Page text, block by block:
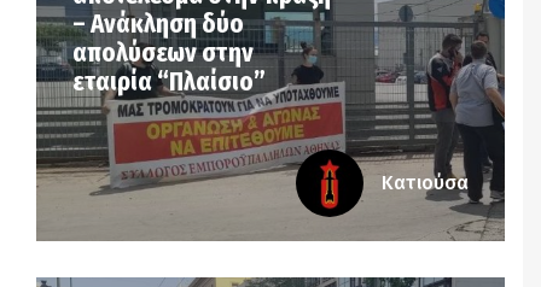
– Ανάκληση δύο
απολύσεων στην
εταιρία “Πλαίσιο”
Κατιούσα